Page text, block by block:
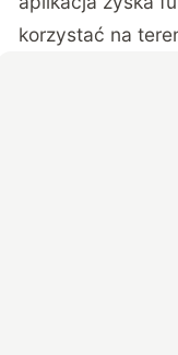
korzystać na